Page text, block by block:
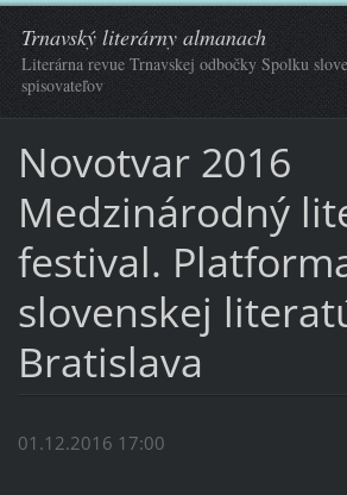
Trnavský literárny almanach
Literárna revue Trnavskej odbočky Spolku
spisovateľov
Novotvar 2016
Medzinárodný
festival.
slovenskej
Bratislava
01.12.2016 17:00